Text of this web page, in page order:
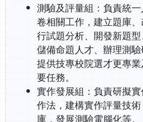
測驗及評量組：負責統
卷相關工作，建立題庫
行試題分析、開發新題型
儲備命題人才、辦理測
提供技專校院選才更專
要任務。
實作發展組：負責研擬
作法，建構實作評量技
庫，發展測驗電腦化等。